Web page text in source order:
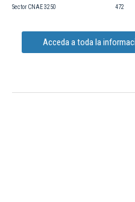
Sector CNAE 3250 472
Acceda a toda la